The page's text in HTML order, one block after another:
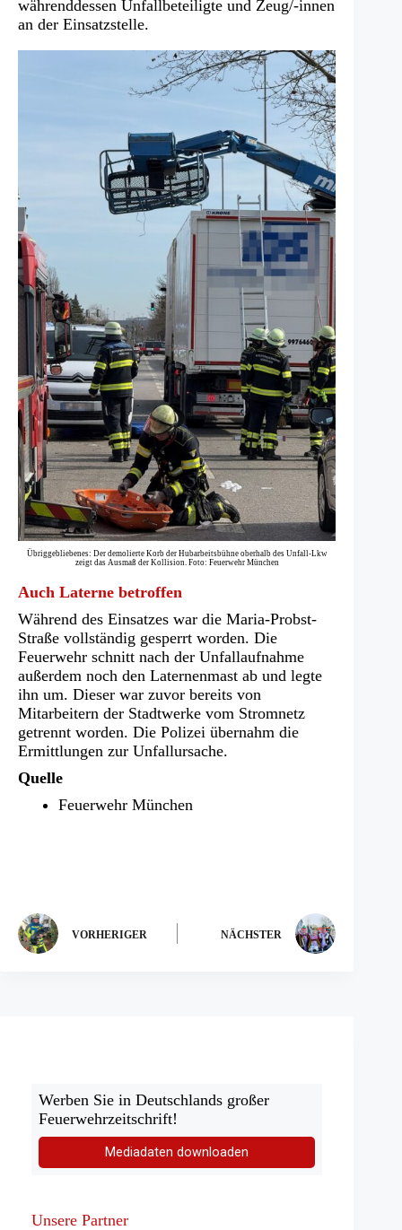
währenddessen Unfallbeteiligte und Zeug/-innen
an der Einsatzstelle.
Übriggebliebenes: Der demolierte Korb der Hubarbeitsbühne oberhalb des Unfall-Lkw
zeigt das Ausmaß der Kollision. Foto: Feuerwehr München
Auch Laterne betroffen
Während des Einsatzes war die Maria-Probst-
Straße vollständig gesperrt worden. Die
Feuerwehr schnitt nach der Unfallaufnahme
außerdem noch den Laternenmast ab und legte
ihn um. Dieser war zuvor bereits von
Mitarbeitern der Stadtwerke vom Stromnetz
getrennt worden. Die Polizei übernahm die
Ermittlungen zur Unfallursache.
Quelle
Feuerwehr München
VORHERIGER NÄCHSTER
Werben Sie in Deutschlands großer
Feuerwehrzeitschrift!
Mediadaten downloaden
Unsere Partner